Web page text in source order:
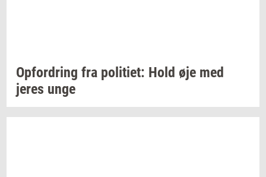
Op­for­dring fra po­li­ti­et: Hold øje med
jeres unge